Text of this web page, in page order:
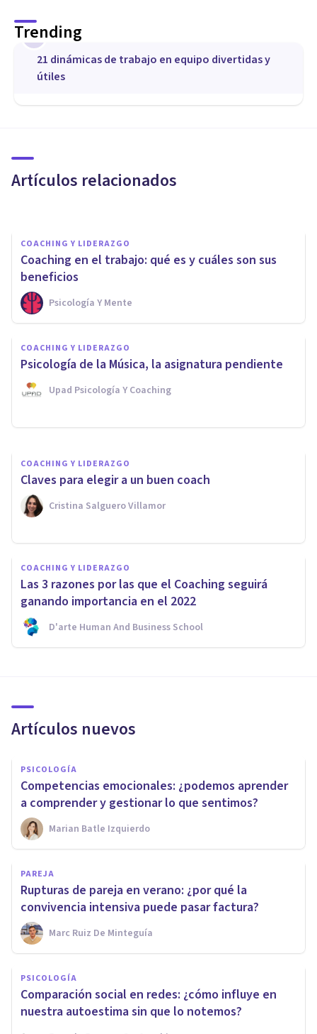
Trending
1
21 dinámicas de trabajo en equipo divertidas y
útiles
Artículos relacionados
Coaching en Valencia
COACHING Y LIDERAZGO
Coaching en el trabajo: qué es y cuáles son sus
beneficios
Psicología Y Mente
COACHING Y LIDERAZGO
Psicología de la Música, la asignatura pendiente
Upad Psicología Y Coaching
10 claves para detectar a un
coach poco o nada profesional
COACHING Y LIDERAZGO
Claves para elegir a un buen coach
Cristina Salguero Villamor
COACHING Y LIDERAZGO
Las 3 razones por las que el Coaching seguirá
ganando importancia en el 2022
D'arte Human And Business School
Artículos nuevos
PSICOLOGÍA
Competencias emocionales: ¿podemos aprender
a comprender y gestionar lo que sentimos?
Marian Batle Izquierdo
PAREJA
Rupturas de pareja en verano: ¿por qué la
convivencia intensiva puede pasar factura?
Marc Ruiz De Minteguía
PSICOLOGÍA
Comparación social en redes: ¿cómo influye en
nuestra autoestima sin que lo notemos?